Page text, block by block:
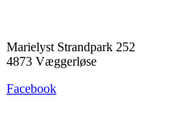
Marielyst Strandpark 252
4873 Væggerløse
Facebook